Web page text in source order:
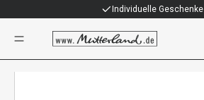
Individuelle Geschenke